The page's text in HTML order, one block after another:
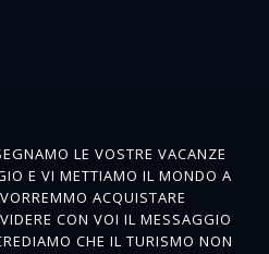
LE VOSTRE VACANZE
E VI METTIAMO IL MONDO A
ACQUISTARE
CON VOI IL MESSAGGIO
CHE IL TURISMO NON